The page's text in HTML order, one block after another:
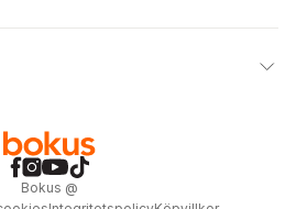
Bokus @